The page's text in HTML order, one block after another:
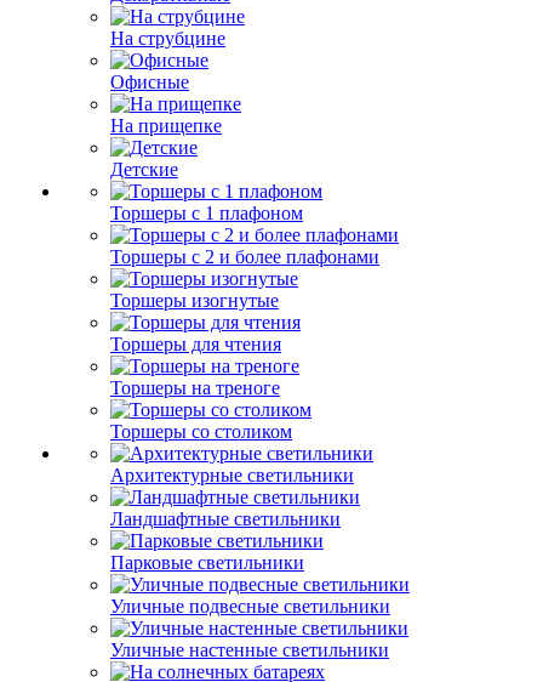
На струбцине
Офисные
На прищепке
Детские
Торшеры с 1 плафоном
Торшеры с 2 и более плафонами
Торшеры изогнутые
Торшеры для чтения
Торшеры на треноге
Торшеры со столиком
Архитектурные светильники
Ландшафтные светильники
Парковые светильники
Уличные подвесные светильники
Уличные настенные светильники